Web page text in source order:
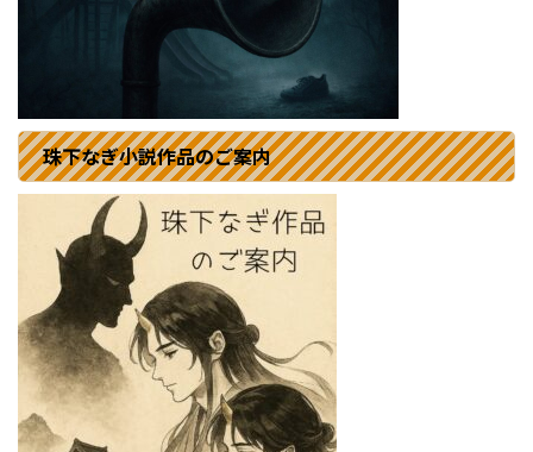
珠下なぎ小説作品のご案内